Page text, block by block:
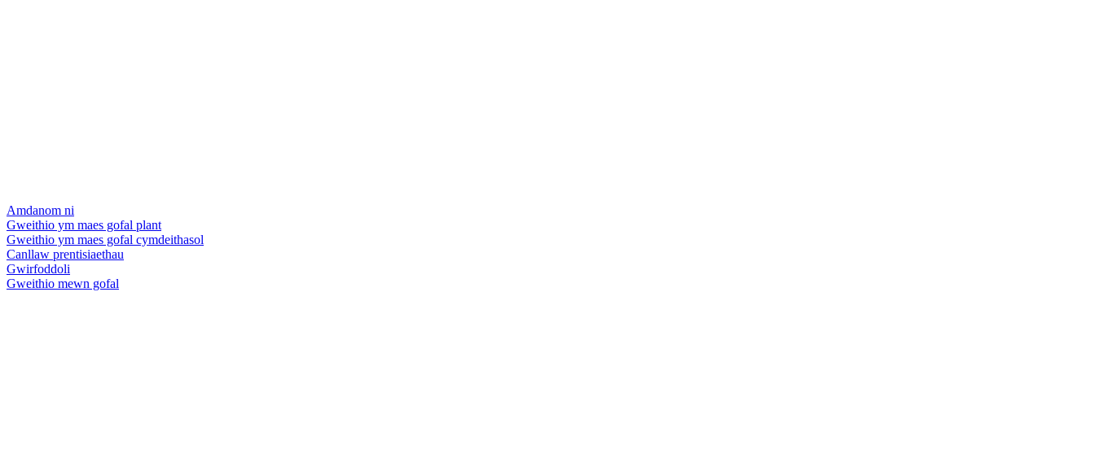
Amdanom ni
Gweithio ym maes gofal plant
Gweithio ym maes gofal cymdeithasol
Canllaw prentisiaethau
Gwirfoddoli
Gweithio mewn gofal